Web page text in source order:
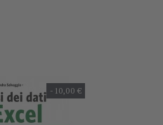
-10,00 €